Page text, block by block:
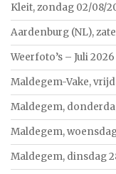
Kleit, zondag 02/08/
Aardenburg (NL),
Weerfoto’s – Juli 2026
Maldegem-Vake,
Maldegem,
Maldegem,
Maldegem, dinsdag